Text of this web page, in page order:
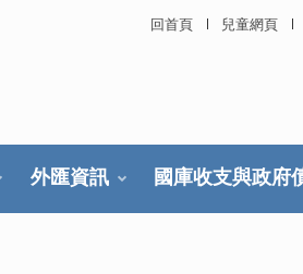
回首頁 兒童網頁
外匯資訊 國庫收支與政府